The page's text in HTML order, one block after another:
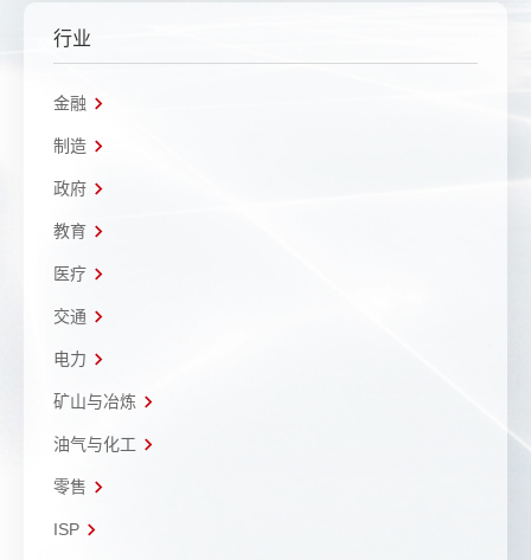
行业
金融
制造
政府
教育
医疗
交通
电力
矿山与冶炼
油气与化工
零售
ISP